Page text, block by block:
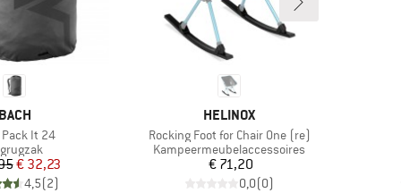
MERK
BACH
Pack It 24
Prijs
Verlaagde prijs
€ 32,23
4,5(2)
MERK
HELINOX
Artikel
Rocking Foot for Chair One (re)
Productgroep
Kampeermeubelaccessoires
Prijs
€ 71,20
0,0(0)